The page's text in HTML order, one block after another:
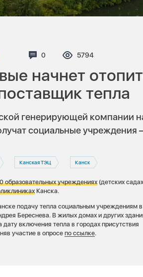
Комментариев:
0 Просмотров:
5794
начнет
тепла
генерирующей компании
социальные учреждения
Канская ТЭЦ Канск
образовательных учреждениях (детских
Канска.
подачу тепла социальным учреждениям в
Береснева. В жилых домах и других
включения тепла в городах присутствия
участие в опросепо ссылке.